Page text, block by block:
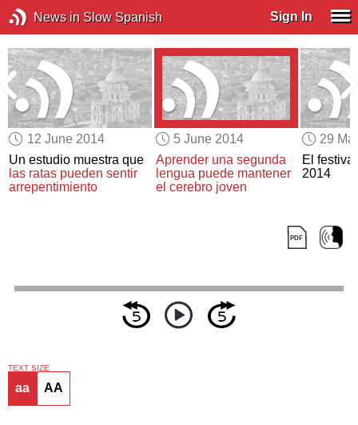
News in Slow Spanish Sign In
12 June 2014
Un estudio muestra que
las ratas pueden sentir
arrepentimiento
5 June 2014
Aprender una segunda
lengua puede mantener
el cerebro joven
29
El
2014
TEXT SIZE
aa AA